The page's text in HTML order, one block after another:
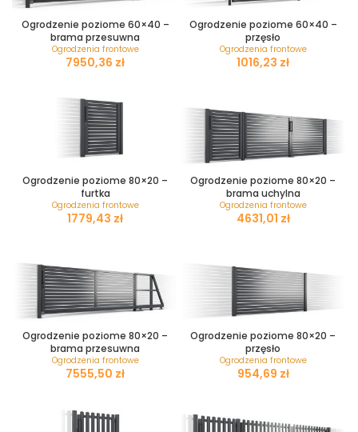
Ogrodzenie poziome 60×40 –
brama przesuwna
Ogrodzenia frontowe
zł
Ogrodzenie poziome 60×40 –
przęsło
Ogrodzenia frontowe
zł
Ogrodzenie poziome 80×20 –
furtka
Ogrodzenia frontowe
zł
Ogrodzenie poziome 80×20 –
brama uchylna
Ogrodzenia frontowe
zł
Ogrodzenie poziome 80×20 –
brama przesuwna
Ogrodzenia frontowe
zł
Ogrodzenie poziome 80×20 –
przęsło
Ogrodzenia frontowe
zł